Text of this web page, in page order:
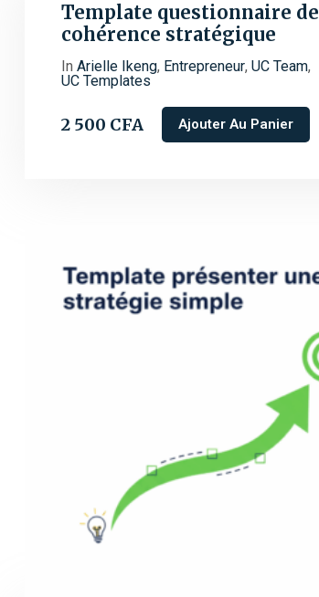
Template questionnaire de
cohérence stratégique
In Arielle Ikeng, Entrepreneur, UC Team,
UC Templates
2 500 CFA Ajouter Au Panier